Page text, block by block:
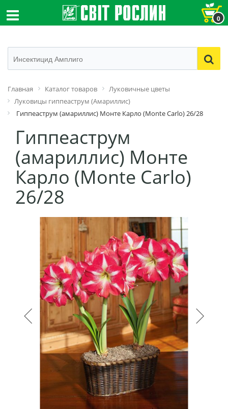
0
Главная Каталог товаров
Луковичные цветы
Луковицы гиппеаструм (Амариллис)
Гиппеаструм (амариллис) Монте Карло (Monte Carlo) 26/28
Гиппеаструм
(амариллис) Монте
Карло (Monte Carlo)
26/28